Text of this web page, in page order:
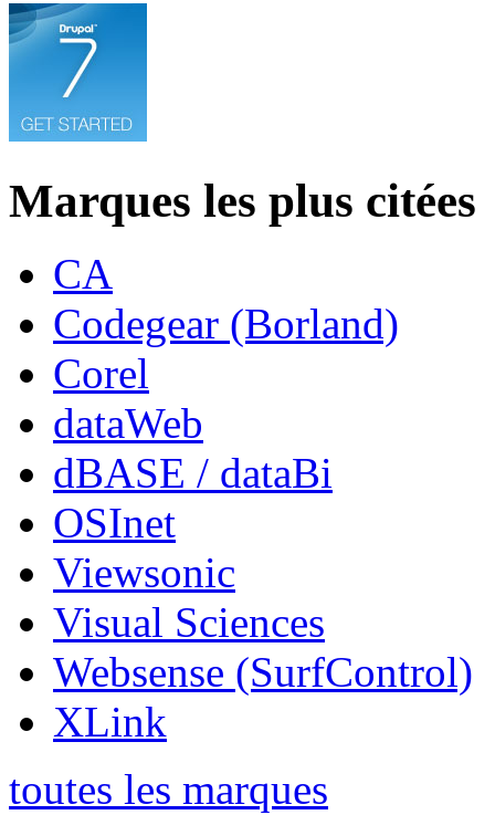
Marques les plus citées
CA
Codegear (Borland)
Corel
dataWeb
dBASE / dataBi
OSInet
Viewsonic
Visual Sciences
Websense (SurfControl)
XLink
toutes les marques